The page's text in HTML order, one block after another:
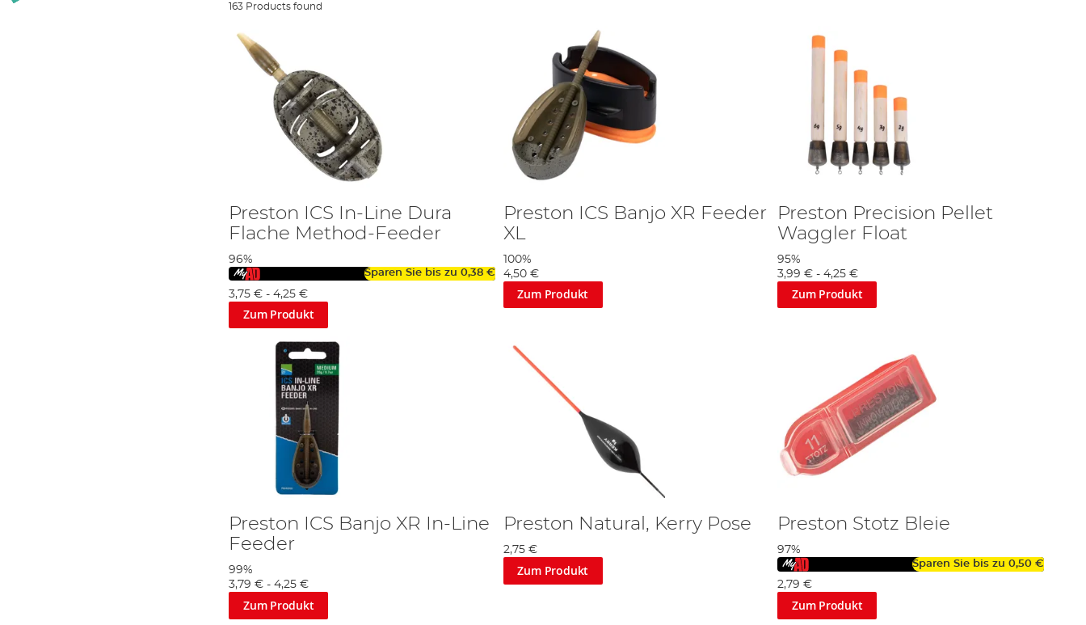
163 Products found
Preston ICS In-Line Dura
Flache Method-Feeder
96%
Sparen Sie bis zu 0,38 €
3,75 € -4,25 €
Zum Produkt
Preston ICS Banjo XR Feeder
XL
100%
4,50 €
Zum Produkt
Preston Precision Pellet
Waggler Float
95%
3,99 € -4,25 €
Zum Produkt
Preston ICS Banjo XR In-Line
Feeder
99%
3,79 € -4,25 €
Zum Produkt
Preston Natural, Kerry Pose
2,75 €
Zum Produkt
Preston Stotz Bleie
97%
Sparen Sie bis zu 0,50 €
2,79 €
Zum Produkt